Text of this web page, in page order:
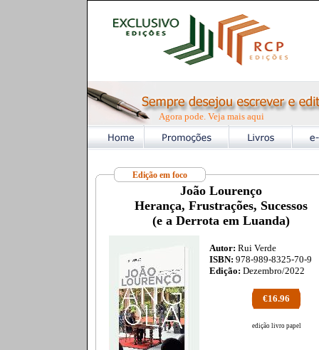
Agora pode. Veja mais aqui
Edição em foco
João Lourenço
Herança, Frustrações, Sucessos
(e a Derrota em Luanda)
Autor: Rui Verde
ISBN: 978-989-8325-70-9
Edição: Dezembro/2022
€16.96
edição livro papel